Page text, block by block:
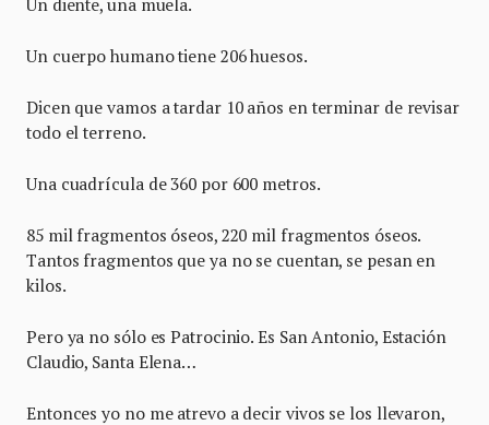
Un diente, una muela.
Un cuerpo humano tiene 206 huesos.
Dicen que vamos a tardar 10 años en terminar de revisar
todo el terreno.
Una cuadrícula de 360 por 600 metros.
85 mil fragmentos óseos, 220 mil fragmentos óseos.
Tantos fragmentos que ya no se cuentan, se pesan en
kilos.
Pero ya no sólo es Patrocinio. Es San Antonio, Estación
Claudio, Santa Elena…
Entonces yo no me atrevo a decir vivos se los llevaron,